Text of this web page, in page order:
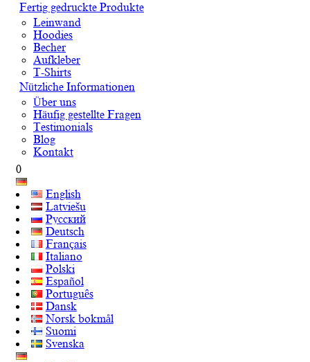
Fertig gedruckte Produkte
Leinwand
Hoodies
Becher
Aufkleber
T-Shirts
Nützliche Informationen
Über uns
Häufig gestellte Fragen
Testimonials
Blog
Kontakt
0
English
Latviešu
Русский
Deutsch
Français
Italiano
Polski
Español
Português
Dansk
Norsk bokmål
Suomi
Svenska